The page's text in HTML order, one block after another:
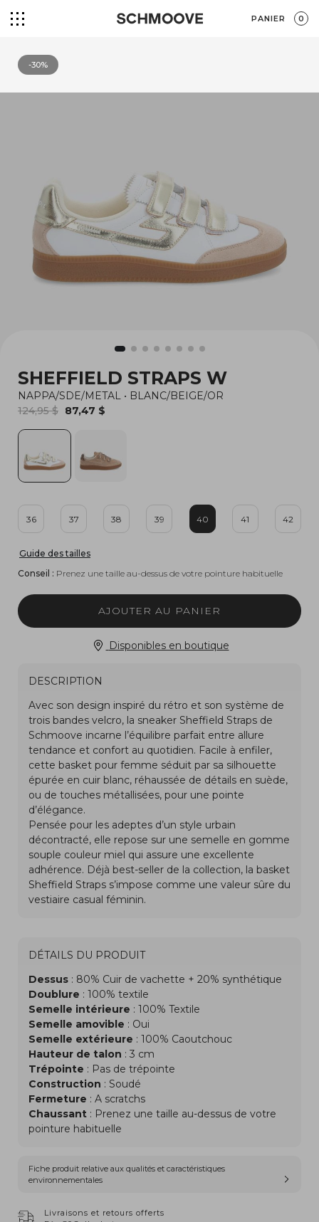
PANIER 0
-30%
SHEFFIELD STRAPS W
NAPPA/SDE/METAL • BLANC/BEIGE/OR
124,95 $ 87,47 $
36 37 38 39 40 41 42
Guide des tailles
Conseil : Prenez une taille au-dessus de votre pointure habituelle
AJOUTER AU PANIER
Disponibles en boutique
DESCRIPTION
DÉTAILS DU PRODUIT
Dessus : 80% Cuir de vachette + 20% synthétique
Doublure : 100% textile
Semelle intérieure : 100% Textile
Semelle amovible : Oui
Semelle extérieure : 100% Caoutchouc
Hauteur de talon : 3 cm
Trépointe : Pas de trépointe
Construction : Soudé
Fermeture : A scratchs
Chaussant : Prenez une taille au-dessus de votre
pointure habituelle
Fiche produit relative aux qualités et caractéristiques
environnementales
Livraisons et retours offerts